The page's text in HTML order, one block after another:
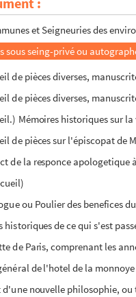
religieuses de la
et Seigneuries des
sous seing-privé ou
de pièces diverses,
de pièces diverses,
Mémoires historiques sur
de pièces sur l'épiscopat de
de la responce apologetique
ou Poulier des benefices
historiques de ce qui s'est
de Paris, comprenant les
de l'hotel de la
d'une nouvelle philosophie,